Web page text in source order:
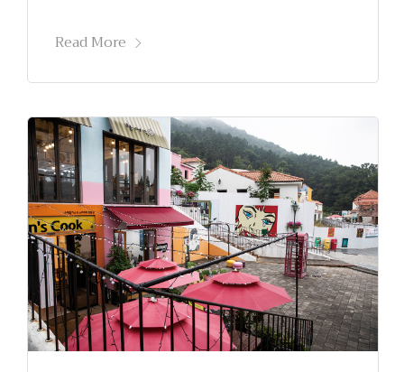
Read More